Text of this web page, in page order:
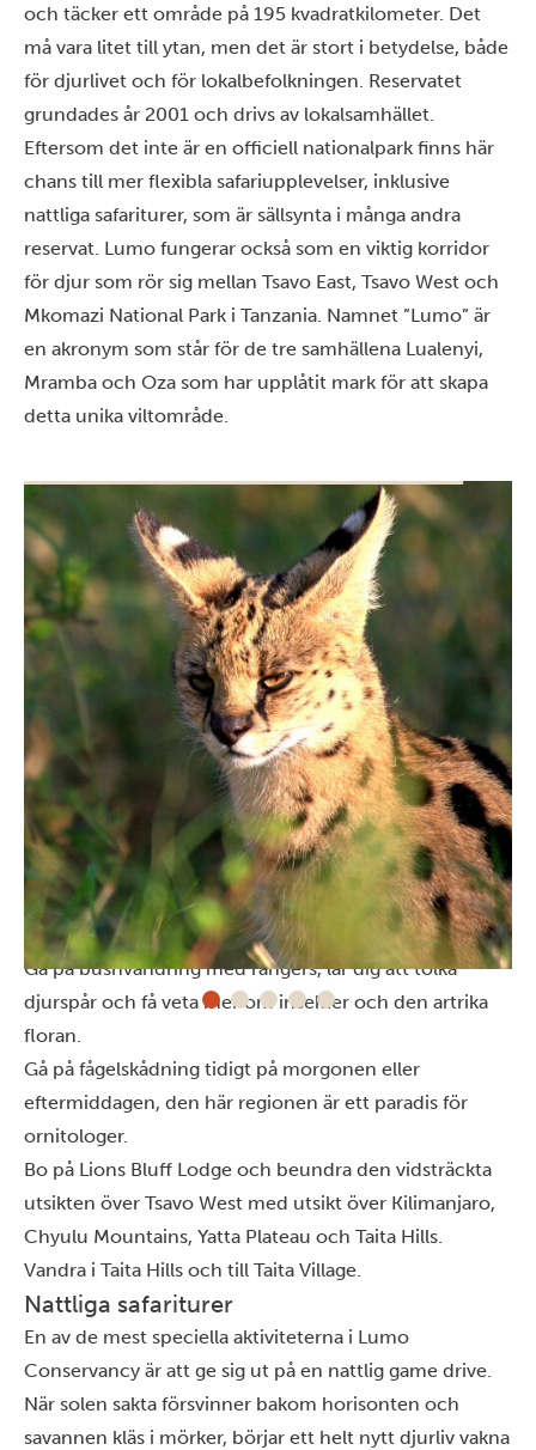
och täcker ett område på 195 kvadratkilometer. Det
må vara litet till ytan, men det är stort i betydelse, både
för djurlivet och för lokalbefolkningen. Reservatet
grundades år 2001 och drivs av lokalsamhället.
Eftersom det inte är en officiell nationalpark finns här
chans till mer flexibla safariupplevelser, inklusive
nattliga safariturer, som är sällsynta i många andra
reservat. Lumo fungerar också som en viktig korridor
för djur som rör sig mellan Tsavo East, Tsavo West och
Mkomazi National Park i Tanzania. Namnet ”Lumo” är
en akronym som står för de tre samhällena Lualenyi,
Mramba och Oza som har upplåtit mark för att skapa
detta unika viltområde.
Aktiviteter i Lumo Conservancy
Förundras över stora hjordar av elefanter och bufflar,
liksom de stora flockarna av eland och kongoni.
Gå på bushvandring med rangers, lär dig att tolka
djurspår och få veta mer om insekter och den artrika
floran.
Gå på fågelskådning tidigt på morgonen eller
eftermiddagen, den här regionen är ett paradis för
ornitologer.
Bo på Lions Bluff Lodge och beundra den vidsträckta
utsikten över Tsavo West med utsikt över Kilimanjaro,
Chyulu Mountains, Yatta Plateau och Taita Hills.
Vandra i Taita Hills och till Taita Village.
Nattliga safariturer
En av de mest speciella aktiviteterna i Lumo
Conservancy är att ge sig ut på en nattlig game drive.
När solen sakta försvinner bakom horisonten och
savannen kläs i mörker, börjar ett helt nytt djurliv vakna